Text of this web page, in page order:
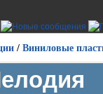
/ Виниловые